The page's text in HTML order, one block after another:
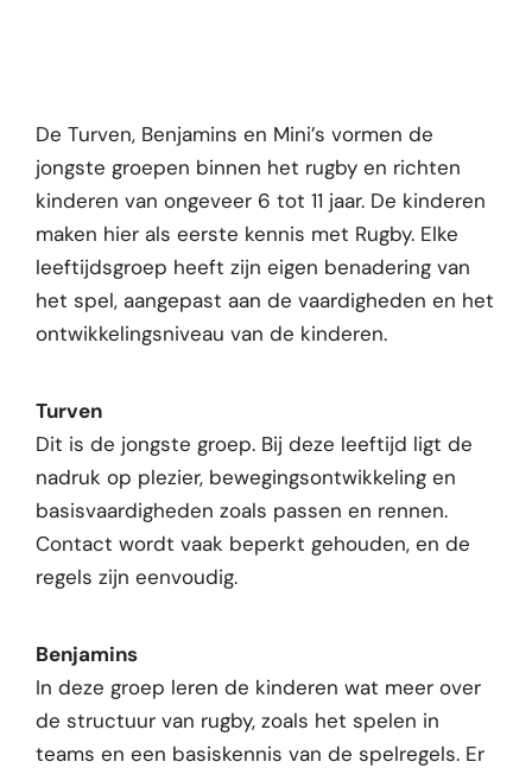
De Turven, Benjamins en Mini’s vormen de
jongste groepen binnen het rugby en richten
kinderen van ongeveer 6 tot 11 jaar. De kinderen
maken hier als eerste kennis met Rugby. Elke
leeftijdsgroep heeft zijn eigen benadering van
het spel, aangepast aan de vaardigheden en het
ontwikkelingsniveau van de kinderen.
Turven
Dit is de jongste groep. Bij deze leeftijd ligt de
nadruk op plezier, bewegingsontwikkeling en
basisvaardigheden zoals passen en rennen.
Contact wordt vaak beperkt gehouden, en de
regels zijn eenvoudig.
Benjamins
In deze groep leren de kinderen wat meer over
de structuur van rugby, zoals het spelen in
teams en een basiskennis van de spelregels. Er